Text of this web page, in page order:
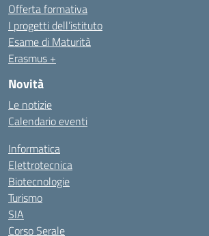
Offerta formativa
I progetti dell’istituto
Esame di Maturità
Erasmus +
Novità
Le notizie
Calendario eventi
Informatica
Elettrotecnica
Biotecnologie
Turismo
SIA
Corso Serale